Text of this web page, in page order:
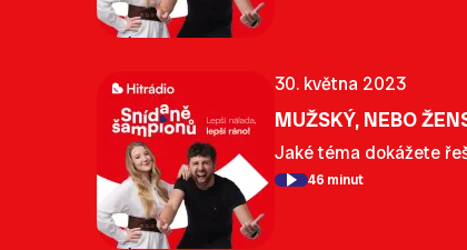
30. května 2023
MUŽSKÝ, NEBO
Jaké téma dokážete
46 minut